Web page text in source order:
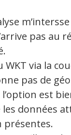
pas au
WKT via la
pas de
est
les données
présentes.